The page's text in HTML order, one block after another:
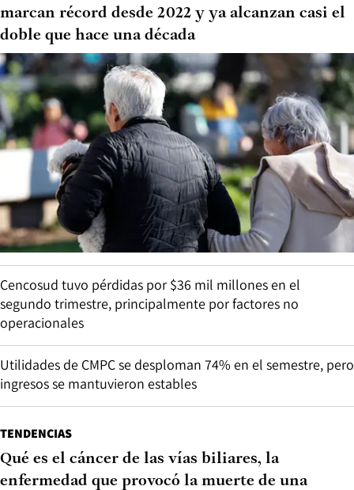
marcan récord desde 2022 y ya alcanzan casi el
doble que hace una década
Cencosud tuvo pérdidas por $36 mil millones en el
segundo trimestre, principalmente por factores no
operacionales
Utilidades de CMPC se desploman 74% en el semestre, pero
ingresos se mantuvieron estables
TENDENCIAS
Qué es el cáncer de las vías biliares, la
enfermedad que provocó la muerte de una